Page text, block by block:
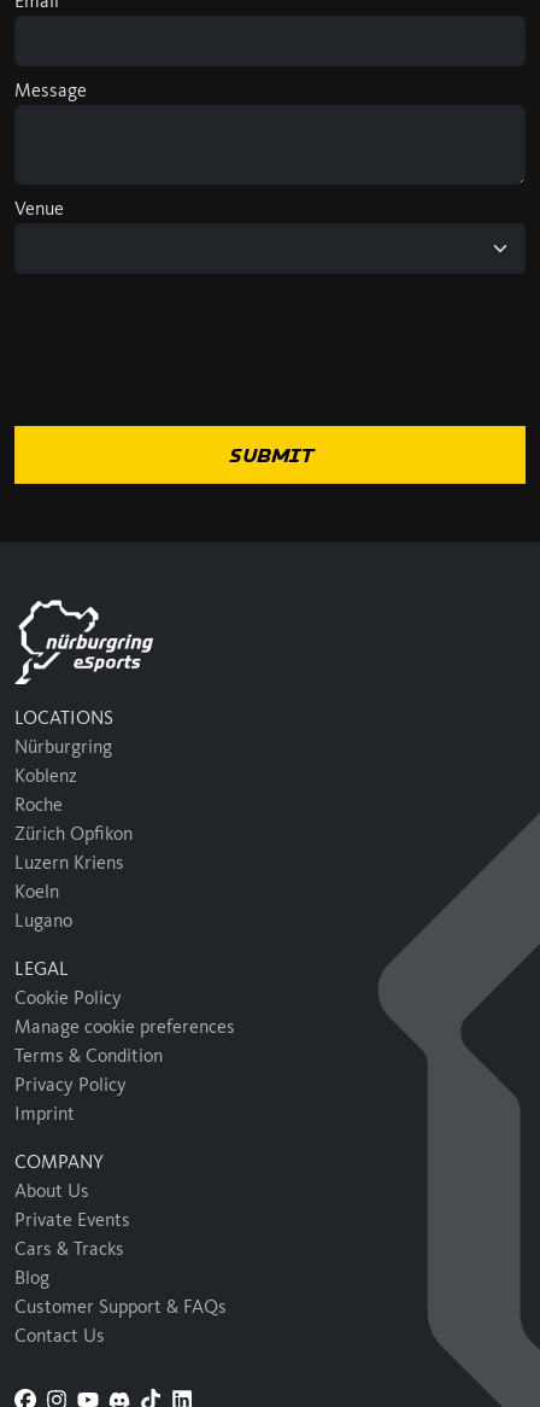
Message
Venue
LOCATIONS
Nürburgring
Koblenz
Roche
Zürich Opfikon
Luzern Kriens
Koeln
Lugano
LEGAL
Cookie Policy
Manage cookie preferences
Terms & Condition
Privacy Policy
Imprint
COMPANY
About Us
Private Events
Cars & Tracks
Blog
Customer Support & FAQs
Contact Us